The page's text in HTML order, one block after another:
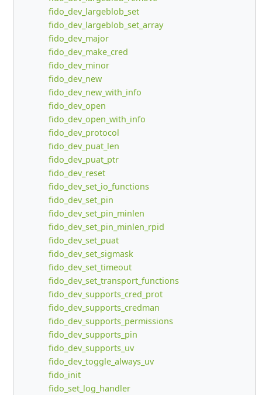
fido_dev_largeblob_set
fido_dev_largeblob_set_array
fido_dev_major
fido_dev_make_cred
fido_dev_minor
fido_dev_new
fido_dev_new_with_info
fido_dev_open
fido_dev_open_with_info
fido_dev_protocol
fido_dev_puat_len
fido_dev_puat_ptr
fido_dev_reset
fido_dev_set_io_functions
fido_dev_set_pin
fido_dev_set_pin_minlen
fido_dev_set_pin_minlen_rpid
fido_dev_set_puat
fido_dev_set_sigmask
fido_dev_set_timeout
fido_dev_set_transport_functions
fido_dev_supports_cred_prot
fido_dev_supports_credman
fido_dev_supports_permissions
fido_dev_supports_pin
fido_dev_supports_uv
fido_dev_toggle_always_uv
fido_init
fido_set_log_handler